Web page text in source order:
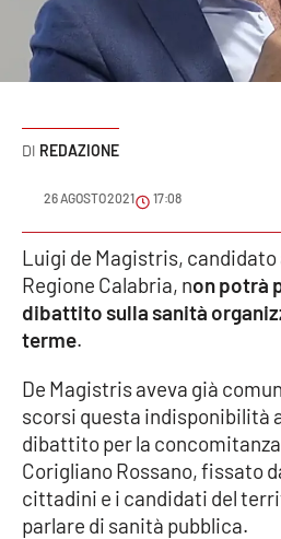
Sport
Cultura
Podcast
Meteo
Editoriali
VIDEO
Ambiente
Cronaca
Cultura
REDAZIONE
26 AGOSTO 2021 17:08
Luigi de Magistris, candidato
Regione Calabria, non potrà
dibattito sulla sanità
terme.
De Magistris aveva già
scorsi questa indisponibilità
dibattito per la
Corigliano Rossano, fissato
cittadini e i candidati del
parlare di sanità pubblica.